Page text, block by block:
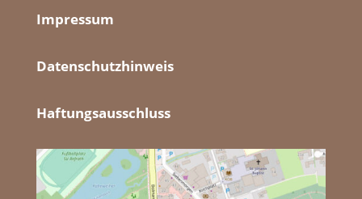
Impressum
Datenschutzhinweis
Haftungsausschluss